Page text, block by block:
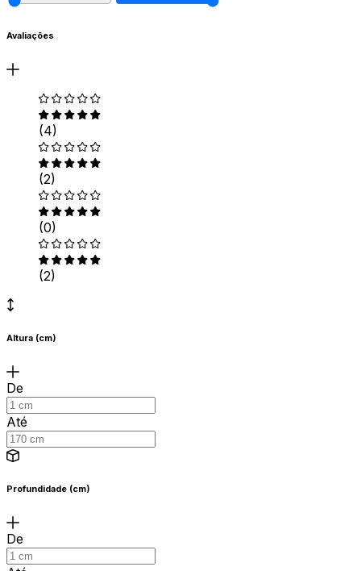
Avaliações
(4)
(2)
(0)
(2)
Altura (cm)
De
Até
Profundidade (cm)
De